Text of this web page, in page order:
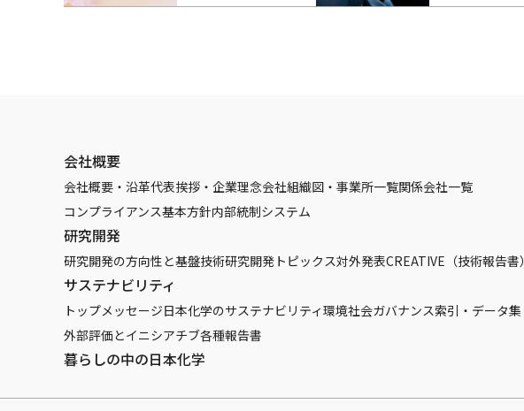
会社概要
会社概要・沿革代表挨拶・企業理念会社組織図・事業所一覧関係会社一覧
コンプライアンス基本方針内部統制システム
研究開発
研究開発の方向性と基盤技術研究開発トピックス対外発表CREATIVE（技術報告書）
サステナビリティ
トップメッセージ日本化学のサステナビリティ環境社会ガバナンス索引・データ集
外部評価とイニシアチブ各種報告書
暮らしの中の日本化学